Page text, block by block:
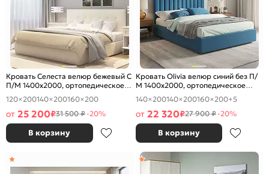
Кровать Селеста велюр бежевый С
П/М 1400x2000, ортопедическое
основание, изголовье мягкое
120×200140×200160×200
от 25 200₽31 500 ₽-20%
В корзину
Кровать Olivia велюр синий без П/
М 1400x2000, ортопедическое
основание, изголовье мягкое
140×200140×200160×200+5
от 22 320₽27 900 ₽-20%
В корзину